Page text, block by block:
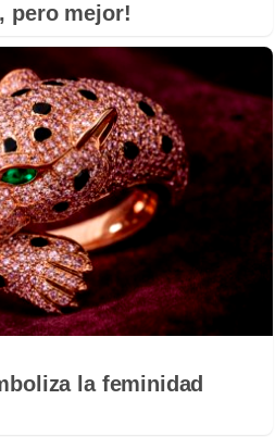
pero mejor!
la feminidad